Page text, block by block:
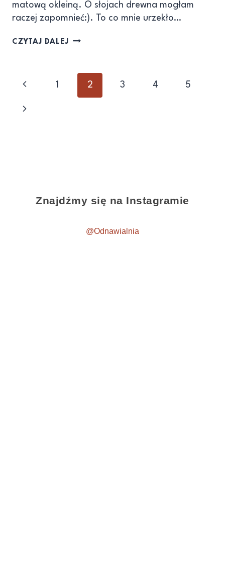
matową okleiną. O słojach drewna mogłam
raczej zapomnieć:). To co mnie urzekło…
CZYTAJ DALEJ
1 2 3 4 5
Znajdźmy się na Instagramie
@Odnawialnia